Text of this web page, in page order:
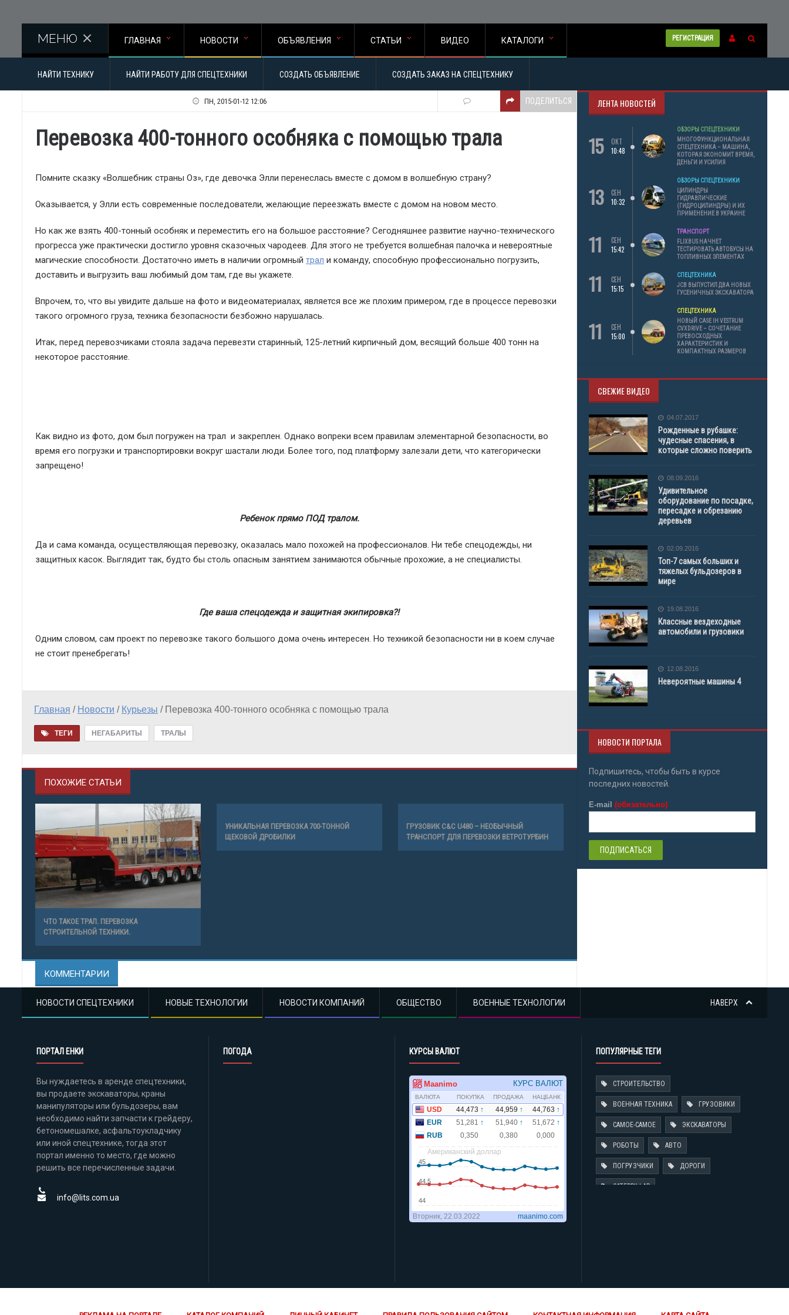
РЕГИСТРАЦИЯ
МЕНЮ ГЛАВНАЯ НОВОСТИ ОБЪЯВЛЕНИЯ СТАТЬИ ВИДЕО КАТАЛОГИ
НАЙТИ ТЕХНИКУ НАЙТИ РАБОТУ ДЛЯ СПЕЦТЕХНИКИ СОЗДАТЬ ОБЪЯВЛЕНИЕ СОЗДАТЬ ЗАКАЗ НА СПЕЦТЕХНИКУ
ПН, 2015-01-12 12:06 ПОДЕЛИТЬСЯ
Перевозка 400-тонного особняка с помощью трала
Помните сказку «Волшебник страны Оз», где девочка Элли перенеслась вместе с домом в волшебную страну?
Оказывается, у Элли есть современные последователи, желающие переезжать вместе с домом на новом место.
Но как же взять 400-тонный особняк и переместить его на большое расстояние? Сегодняшнее развитие научно-технического
прогресса уже практически достигло уровня сказочных чародеев. Для этого не требуется волшебная палочка и невероятные
магические способности. Достаточно иметь в наличии огромный трал и команду, способную профессионально погрузить,
доставить и выгрузить ваш любимый дом там, где вы укажете.
Впрочем, то, что вы увидите дальше на фото и видеоматериалах, является все же плохим примером, где в процессе перевозки
такого огромного груза, техника безопасности безбожно нарушалась.
Итак, перед перевозчиками стояла задача перевезти старинный, 125-летний кирпичный дом, весящий больше 400 тонн на
некоторое расстояние.
Как видно из фото, дом был погружен на трал и закреплен. Однако вопреки всем правилам элементарной безопасности, во
время его погрузки и транспортировки вокруг шастали люди. Более того, под платформу залезали дети, что категорически
запрещено!
Ребенок прямо ПОД тралом.
Да и сама команда, осуществляющая перевозку, оказалась мало похожей на профессионалов. Ни тебе спецодежды, ни
защитных касок. Выглядит так, будто бы столь опасным занятием занимаются обычные прохожие, а не специалисты.
Где ваша спецодежда и защитная экипировка?!
Одним словом, сам проект по перевозке такого большого дома очень интересен. Но техникой безопасности ни в коем случае
не стоит пренебрегать!
Главная / Новости / Курьезы / Перевозка 400-тонного особняка с помощью трала
ТЕГИ НЕГАБАРИТЫ ТРАЛЫ
ПОХОЖИЕ СТАТЬИ
ЧТО ТАКОЕ ТРАЛ. ПЕРЕВОЗКА
СТРОИТЕЛЬНОЙ ТЕХНИКИ.
УНИКАЛЬНАЯ ПЕРЕВОЗКА 700-ТОННОЙ
ЩЕКОВОЙ ДРОБИЛКИ
ГРУЗОВИК C&C U480 – НЕОБЫЧНЫЙ
ТРАНСПОРТ ДЛЯ ПЕРЕВОЗКИ ВЕТРОТУРБИН
КОММЕНТАРИИ
ЛЕНТА НОВОСТЕЙ
15
ОКТ
10:48
ОБЗОРЫ СПЕЦТЕХНИКИ
МНОГОФУНКЦИОНАЛЬНАЯ
СПЕЦТЕХНИКА – МАШИНА,
КОТОРАЯ ЭКОНОМИТ ВРЕМЯ,
ДЕНЬГИ И УСИЛИЯ
13
СЕН
10:32
ОБЗОРЫ СПЕЦТЕХНИКИ
ЦИЛИНДРЫ
ГИДРАВЛИЧЕСКИЕ
(ГИДРОЦИЛИНДРЫ) И ИХ
ПРИМЕНЕНИЕ В УКРАИНЕ
11
СЕН
15:42
ТРАНСПОРТ
FLIXBUS НАЧНЕТ
ТЕСТИРОВАТЬ АВТОБУСЫ НА
ТОПЛИВНЫХ ЭЛЕМЕНТАХ
11
СЕН
15:15
СПЕЦТЕХНИКА
JCB ВЫПУСТИЛ ДВА НОВЫХ
ГУСЕНИЧНЫХ ЭКСКАВАТОРА
11
СЕН
15:00
СПЕЦТЕХНИКА
НОВЫЙ CASE IH VESTRUM
CVXDRIVE – СОЧЕТАНИЕ
ПРЕВОСХОДНЫХ
ХАРАКТЕРИСТИК И
КОМПАКТНЫХ РАЗМЕРОВ
СВЕЖИЕ ВИДЕО
04.07.2017
Рожденные в рубашке:
чудесные спасения, в
которые сложно поверить
08.09.2016
Удивительное
оборудование по посадке,
пересадке и обрезанию
деревьев
02.09.2016
Топ-7 самых больших и
тяжелых бульдозеров в
мире
19.08.2016
Классные вездеходные
автомобили и грузовики
12.08.2016
Невероятные машины 4
НОВОСТИ ПОРТАЛА
Подпишитесь, чтобы быть в курсе
последних новостей.
E-mail (обязательно)
НАВЕРХ
НОВОСТИ СПЕЦТЕХНИКИ НОВЫЕ ТЕХНОЛОГИИ НОВОСТИ КОМПАНИЙ ОБЩЕСТВО ВОЕННЫЕ ТЕХНОЛОГИИ
ПОРТАЛ ЕНКИ
Вы нуждаетесь в аренде спецтехники,
вы продаете экскаваторы, краны
манипуляторы или бульдозеры, вам
необходимо найти запчасти к грейдеру,
бетономешалке, асфальтоукладчику
или иной спецтехнике, тогда этот
портал именно то место, где можно
решить все перечисленные задачи.
info@lits.com.ua
ПОГОДА КУРСЫ ВАЛЮТ ПОПУЛЯРНЫЕ ТЕГИ
СТРОИТЕЛЬСТВО
ВОЕННАЯ ТЕХНИКА ГРУЗОВИКИ
САМОЕ-САМОЕ ЭКСКАВАТОРЫ
РОБОТЫ АВТО
ПОГРУЗЧИКИ ДОРОГИ
CATERPILLAR